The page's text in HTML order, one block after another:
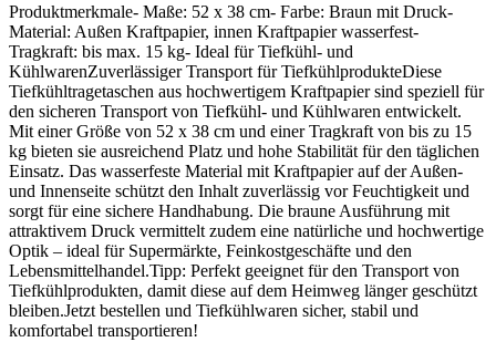
Produktmerkmale- Maße: 52 x 38 cm- Farbe: Braun mit Druck-
Material: Außen Kraftpapier, innen Kraftpapier wasserfest-
Tragkraft: bis max. 15 kg- Ideal für Tiefkühl- und
KühlwarenZuverlässiger Transport für TiefkühlprodukteDiese
Tiefkühltragetaschen aus hochwertigem Kraftpapier sind speziell für
den sicheren Transport von Tiefkühl- und Kühlwaren entwickelt.
Mit einer Größe von 52 x 38 cm und einer Tragkraft von bis zu 15
kg bieten sie ausreichend Platz und hohe Stabilität für den täglichen
Einsatz. Das wasserfeste Material mit Kraftpapier auf der Außen-
und Innenseite schützt den Inhalt zuverlässig vor Feuchtigkeit und
sorgt für eine sichere Handhabung. Die braune Ausführung mit
attraktivem Druck vermittelt zudem eine natürliche und hochwertige
Optik – ideal für Supermärkte, Feinkostgeschäfte und den
Lebensmittelhandel.Tipp: Perfekt geeignet für den Transport von
Tiefkühlprodukten, damit diese auf dem Heimweg länger geschützt
bleiben.Jetzt bestellen und Tiefkühlwaren sicher, stabil und
komfortabel transportieren!